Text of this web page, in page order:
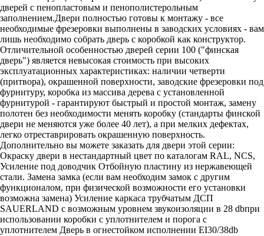
дверей с пенопластовым и пенополистерольным
заполнением.Двери полностью готовы к монтажу - все
необходимые фрезеровки выполнены в заводских условиях - вам
лишь необходимо собрать дверь с коробкой как конструктор.
Отличительной особенностью дверей серии 100 ("финская
дверь") является невысокая стоимость при высоких
эксплуатационных характеристиках: наличии четверти
(притвора), окрашенной поверхности, заводские фрезеровки под
фурнитуру, коробка из массива дерева с установленной
фурнитурой - гарантируют быстрый и простой монтаж, замену
полотен без необходимости менять коробку (стандарты финской
двери не меняются уже более 40 лет), а при мелких дефектах,
легко отреставрировать окрашенную поверхность.
Дополнительно вы можете заказать для двери этой серии:
Окраску двери в нестандартный цвет по каталогам RAL, NCS,
Усиление под доводчик Отбойную пластину из нержавеющей
стали. Замена замка (если вам необходим замок с другим
функционалом, при физической возможности его установки
возможна замена) Усиление каркаса трубчатым ДСП
SAUERLAND с возможным уровнем звукоизоляции в 28 dbпри
использовании коробки с уплотнителем и порога с
уплотнителем Дверь в огнестойком исполнении EI30/38db